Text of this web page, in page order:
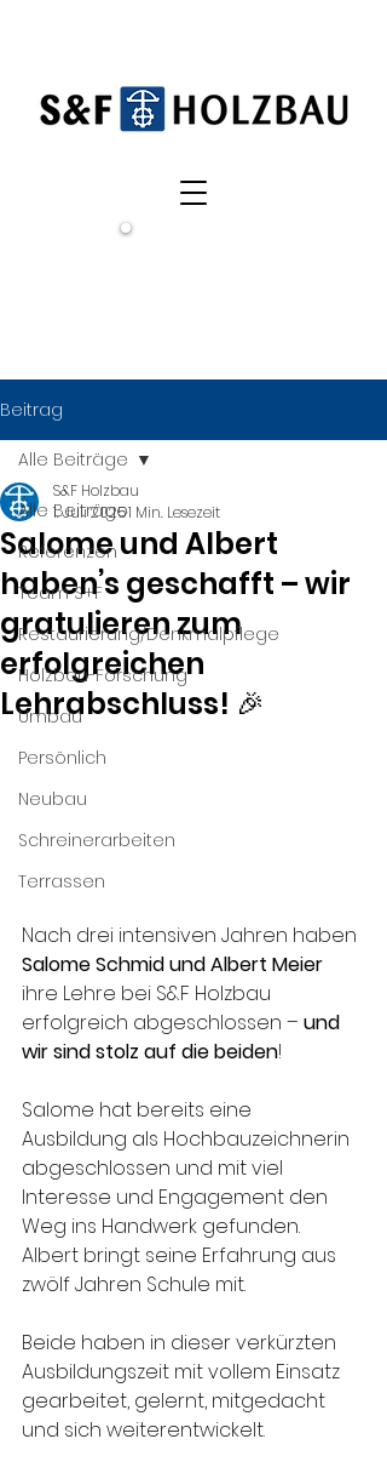
Beitrag
Alle Beiträge
Referenzen
Team S+F
Restaurierung/Denkmalpflege
Holzbau-Forschung
Umbau
Persönlich
Neubau
Schreinerarbeiten
Terrassen
Alle Beiträge
Salome und Albert
haben’s geschafft – wir
gratulieren zum
erfolgreichen
Lehrabschluss! 🎉
S&F Holzbau
1. Juli 20251 Min. Lesezeit
Nach drei intensiven Jahren haben
Salome Schmid und Albert Meier
ihre Lehre bei S&F Holzbau
erfolgreich abgeschlossen – und
wir sind stolz auf die beiden!
Salome hat bereits eine
Ausbildung als Hochbauzeichnerin
abgeschlossen und mit viel
Interesse und Engagement den
Weg ins Handwerk gefunden.
Albert bringt seine Erfahrung aus
zwölf Jahren Schule mit.
Beide haben in dieser verkürzten
Ausbildungszeit mit vollem Einsatz
gearbeitet, gelernt, mitgedacht
und sich weiterentwickelt.